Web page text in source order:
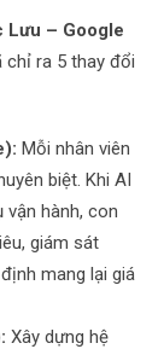
Lưu – Google
chỉ ra 5 thay đổi
Mỗi nhân viên
biệt. Khi AI
vận hành, con
giám sát
mang lại giá
Xây dựng hệ